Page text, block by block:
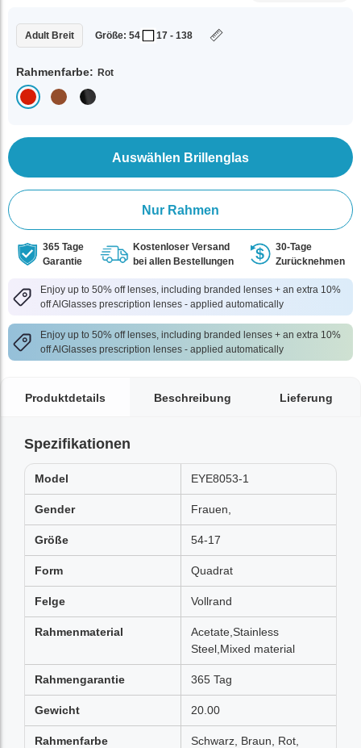
Adult Breit Größe: 54 17 - 138
Rahmenfarbe: Rot
Auswählen Brillenglas
Nur Rahmen
365 Tage
Garantie
Kostenloser Versand
bei allen Bestellungen
30-Tage
Zurücknehmen
Enjoy up to 50% off lenses, including branded lenses + an extra 10%
off AlGlasses prescription lenses - applied automatically
Enjoy up to 50% off lenses, including branded lenses + an extra 10%
off AlGlasses prescription lenses - applied automatically
Produktdetails Beschreibung Lieferung
Spezifikationen
Model EYE8053-1
Gender Frauen,
Größe 54-17
Form Quadrat
Felge Vollrand
Rahmenmaterial
Acetate,Stainless
Steel,Mixed material
Rahmengarantie 365 Tag
Gewicht 20.00
Rahmenfarbe Schwarz, Braun, Rot,